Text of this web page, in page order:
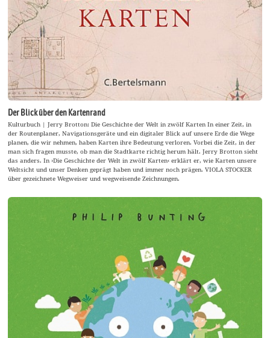
Der Blick über den Kartenrand
Kulturbuch | Jerry Brotton: Die Geschichte der Welt in zwölf Karten In einer Zeit, in
der Routenplaner, Navigationsgeräte und ein digitaler Blick auf unsere Erde die Wege
planen, die wir nehmen, haben Karten ihre Bedeutung verloren. Vorbei die Zeit, in der
man sich fragen musste, ob man die Stadtkarte richtig herum hält. Jerry Brotton sieht
das anders. In ›Die Geschichte der Welt in zwölf Karten‹ erklärt er, wie Karten unsere
Weltsicht und unser Denken geprägt haben und immer noch prägen. VIOLA STOCKER
über gezeichnete Wegweiser und wegweisende Zeichnungen.